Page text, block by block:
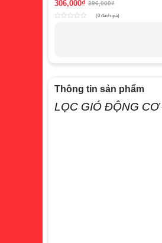
306,000₫ 396,000₫
(0 đánh giá)
Thông tin sản phẩm
LỌC GIÓ ĐỘNG CƠ